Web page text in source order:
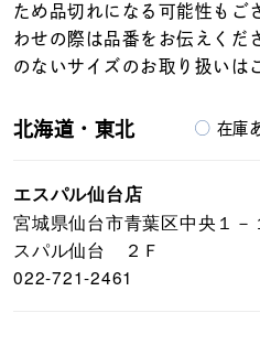
ため品切れになる可能性もご
わせの際は品番をお伝えくだ
のないサイズのお取り扱いは
○ 在庫
北海道・東北
エスパル仙台店
宮城県仙台市青葉区中央１－
スパル仙台 ２Ｆ
022-721-2461